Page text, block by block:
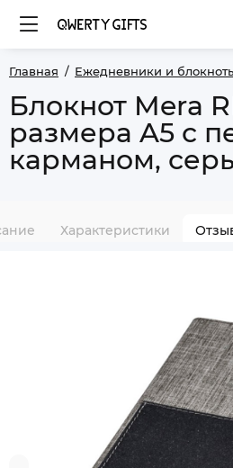
Главная Ежедневники и
Блокнот Mera
размера A5 с
карманом,
Характеристики